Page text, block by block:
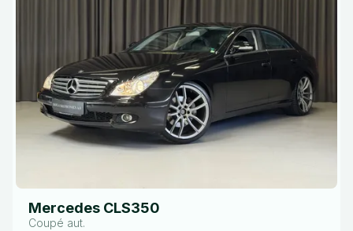
Mercedes CLS350
Coupé aut.